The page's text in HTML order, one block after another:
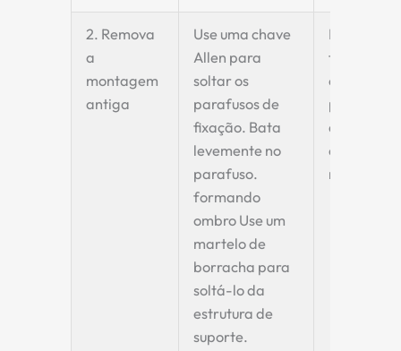
2. Remova
a
montagem
antiga
Use uma chave
Allen para
soltar os
parafusos de
fixação. Bata
levemente no
parafuso.
formando
ombro Use um
martelo de
borracha para
soltá-lo da
estrutura de
suporte.
Evite usar
força
excessiva
para
danos à
estrutura